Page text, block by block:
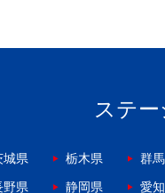
ステ
城県 栃木県 群
野県 静岡県 愛